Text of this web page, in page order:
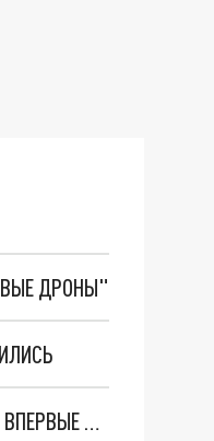
ДРОНЫ"
"ОЧЕНЬ ПЛОХИЕ НОВОСТИ": БОЛЬШАЯ ОШИБКА PALANTIR В РОССИИ. СТРАНЫ НАТО ВПЕРВЫЕ ЗА СВО ОСТАНОВИЛИ ПОСТАВКИ ОРУЖИЯ. ВСУ ТЕРЯЮТ ПРИГРАНИЧЬЕ?